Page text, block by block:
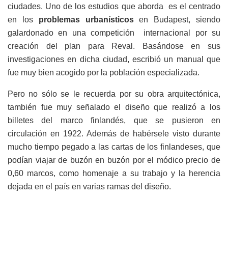
ciudades. Uno de los estudios que aborda es el centrado
en los problemas urbanísticosen Budapest, siendo
galardonado en una competición internacional por su
creación del plan para Reval. Basándose en sus
investigaciones en dicha ciudad, escribió un manual que
fue muy bien acogido por la población especializada.
Pero no sólo se le recuerda por su obra arquitectónica,
también fue muy señalado el diseño que realizó a los
billetes del marco finlandés, que se pusieron en
circulación en 1922. Además de habérsele visto durante
mucho tiempo pegado a las cartas de los finlandeses, que
podían viajar de buzón en buzón por el módico precio de
0,60 marcos, como homenaje a su trabajo y la herencia
dejada en el país en varias ramas del diseño.